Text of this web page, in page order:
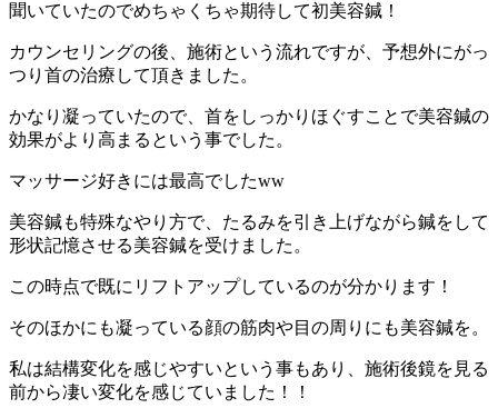
聞いていたのでめちゃくちゃ期待して初美容鍼！
カウンセリングの後、施術という流れですが、予想外にがっ
つり首の治療して頂きました。
かなり凝っていたので、首をしっかりほぐすことで美容鍼の
効果がより高まるという事でした。
マッサージ好きには最高でしたww
美容鍼も特殊なやり方で、たるみを引き上げながら鍼をして
形状記憶させる美容鍼を受けました。
この時点で既にリフトアップしているのが分かります！
そのほかにも凝っている顔の筋肉や目の周りにも美容鍼を。
私は結構変化を感じやすいという事もあり、施術後鏡を見る
前から凄い変化を感じていました！！